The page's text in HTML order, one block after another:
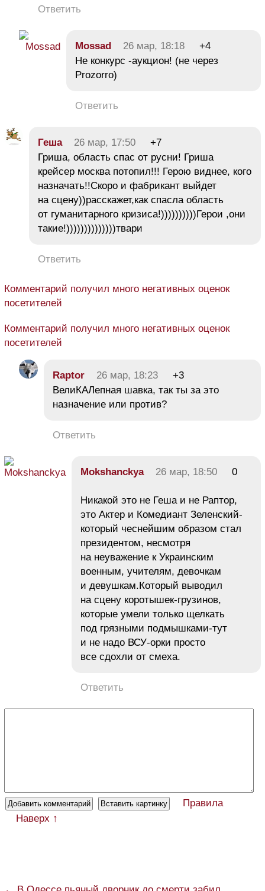
Ответить
Mossad 26 мар, 18:18
+4
Не конкурс -аукцион! (не через
Prozorro)
Ответить
Геша 26 мар, 17:50
+7
Гриша, область спас от русни! Гриша
крейсер москва потопил!!! Герою виднее, кого
назначать!!Скоро и фабрикант выйдет
на сцену))расскажет,как спасла область
от гуманитарного кризиса!))))))))))Герои ,они
такие!))))))))))))))твари
Ответить
Комментарий получил много негативных оценок
посетителей
Комментарий получил много негативных оценок
посетителей
Raptor 26 мар, 18:23
+3
ВелиКАЛепная шавка, так ты за это
назначение или против?
Ответить
Mokshanckya 26 мар, 18:50 0
Никакой это не Геша и не Раптор,
это Актер и Комедиант Зеленский-
который чеснейшим образом стал
президентом, несмотря
на неуважение к Украинским
военным, учителям, девочкам
и девушкам.Который выводил
на сцену коротышек-грузинов,
которые умели только щелкать
под грязными подмышками-тут
и не надо ВСУ-орки просто
все сдохли от смеха.
Ответить
Правила
Наверх ↑